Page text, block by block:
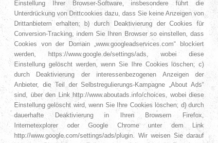
Einstellung Ihrer Browser-Software, insbesondere führt die
Unterdrückung von Drittcookies dazu, dass Sie keine Anzeigen von
Drittanbietern erhalten; b) durch Deaktivierung der Cookies für
Conversion-Tracking, indem Sie Ihren Browser so einstellen, dass
Cookies von der Domain „www.googleadservices.com“ blockiert
werden, https://www.google.de/settings/ads, wobei diese
Einstellung gelöscht werden, wenn Sie Ihre Cookies löschen; c)
durch Deaktivierung der interessenbezogenen Anzeigen der
Anbieter, die Teil der Selbstregulierungs-Kampagne „About Ads“
sind, über den Link http://www.aboutads.info/choices, wobei diese
Einstellung gelöscht wird, wenn Sie Ihre Cookies löschen; d) durch
dauerhafte Deaktivierung in Ihren Browsern Firefox,
Internetexplorer oder Google Chrome unter dem Link
http://www.google.com/settings/ads/plugin. Wir weisen Sie darauf